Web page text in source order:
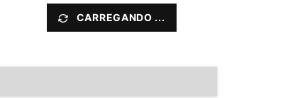
CARREGANDO ...